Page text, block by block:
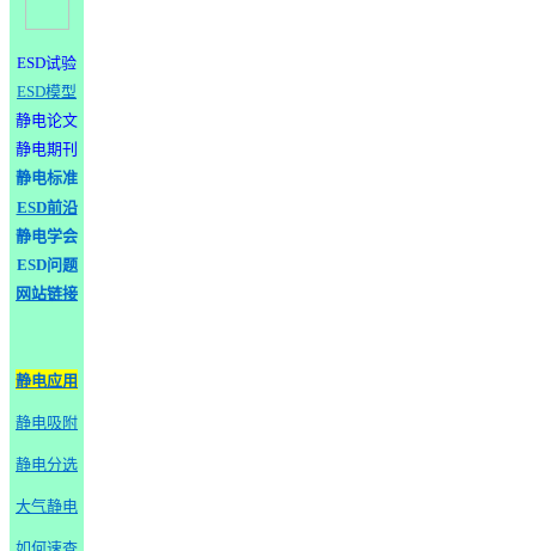
ESD试验
ESD模型
静电论文
静电期刊
静电标准
ESD前沿
静电学会
ESD问题
网站链接
静电应用
静电吸附
静电分选
大气静电